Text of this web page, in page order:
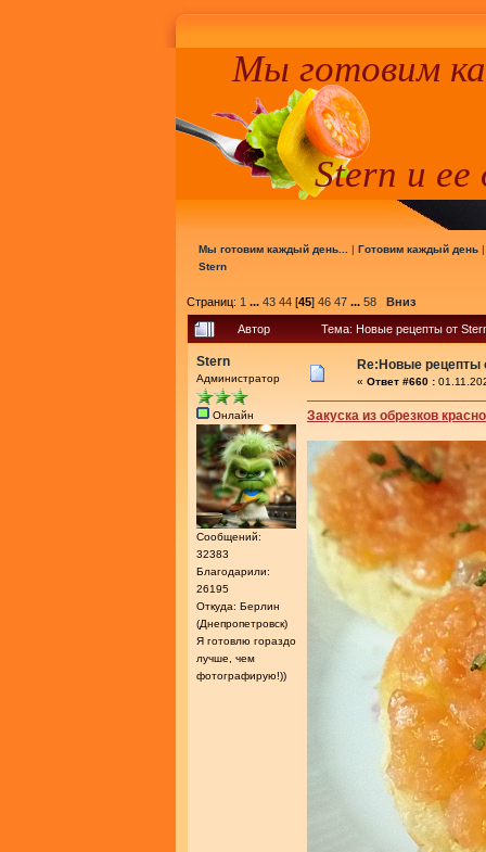
Мы готовим
Stern и ее
Мы готовим каждый день... | Готовим каждый день
Stern
Страниц: 1 ... 43 44 [45] 46 47 ... 58 Вниз
Автор Тема: Новые рецепты от
Stern
Администратор
Онлайн
Сообщений:
32383
Благодарили:
26195
Откуда: Берлин
(Днепропетровск)
Я готовлю гораздо
лучше, чем
фотографирую!))
Re:Новые рецепты
« Ответ #660 :
Закуска из обрезков